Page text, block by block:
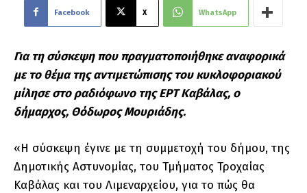
Facebook X WhatsApp
Για τη σύσκεψη που πραγματοποιήθηκε αναφορικά
με το θέμα της αντιμετώπισης του κυκλοφοριακού
μίλησε στο ραδιόφωνο της ΕΡΤ Καβάλας, ο
δήμαρχος, Θόδωρος Μουριάδης.
«Η σύσκεψη έγινε με τη συμμετοχή του δήμου, της
Δημοτικής Αστυνομίας, του Τμήματος Τροχαίας
Καβάλας και του Λιμεναρχείου, για το πώς θα